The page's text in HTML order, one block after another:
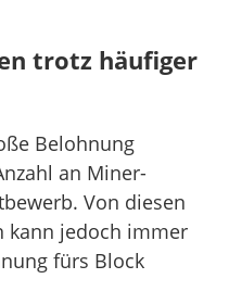
trotz häufiger
Belohnung
an Miner-
Von diesen
kann jedoch immer
fürs Block